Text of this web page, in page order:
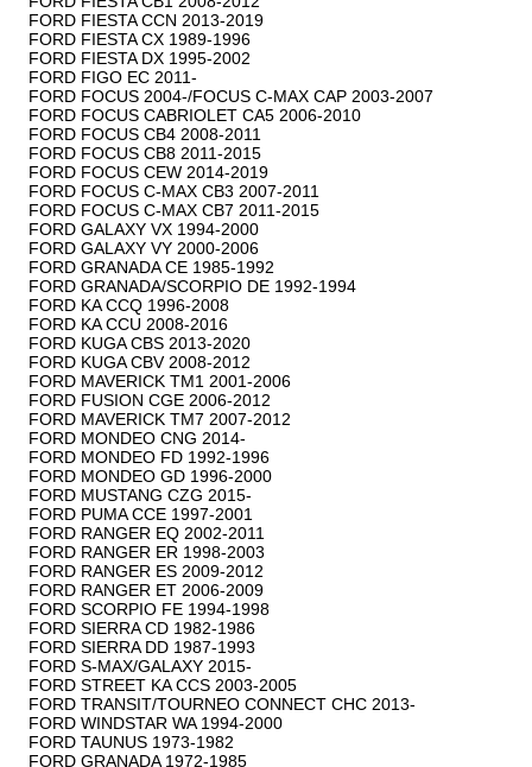
FORD FIESTA CCN 2013-2019
FORD FIESTA CX 1989-1996
FORD FIESTA DX 1995-2002
FORD FIGO EC 2011-
FORD FOCUS 2004-/FOCUS C-MAX CAP 2003-2007
FORD FOCUS CABRIOLET CA5 2006-2010
FORD FOCUS CB4 2008-2011
FORD FOCUS CB8 2011-2015
FORD FOCUS CEW 2014-2019
FORD FOCUS C-MAX CB3 2007-2011
FORD FOCUS C-MAX CB7 2011-2015
FORD GALAXY VX 1994-2000
FORD GALAXY VY 2000-2006
FORD GRANADA CE 1985-1992
FORD GRANADA/SCORPIO DE 1992-1994
FORD KA CCQ 1996-2008
FORD KA CCU 2008-2016
FORD KUGA CBS 2013-2020
FORD KUGA CBV 2008-2012
FORD MAVERICK TM1 2001-2006
FORD FUSION CGE 2006-2012
FORD MAVERICK TM7 2007-2012
FORD MONDEO CNG 2014-
FORD MONDEO FD 1992-1996
FORD MONDEO GD 1996-2000
FORD MUSTANG CZG 2015-
FORD PUMA CCE 1997-2001
FORD RANGER EQ 2002-2011
FORD RANGER ER 1998-2003
FORD RANGER ES 2009-2012
FORD RANGER ET 2006-2009
FORD SCORPIO FE 1994-1998
FORD SIERRA CD 1982-1986
FORD SIERRA DD 1987-1993
FORD S-MAX/GALAXY 2015-
FORD STREET KA CCS 2003-2005
FORD TRANSIT/TOURNEO CONNECT CHC 2013-
FORD WINDSTAR WA 1994-2000
FORD TAUNUS 1973-1982
FORD GRANADA 1972-1985